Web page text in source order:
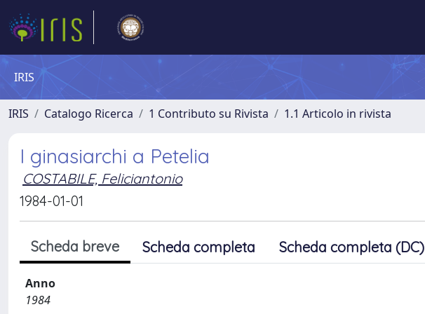
IRIS
IRIS Catalogo Ricerca 1 Contributo su Rivista 1.1 Articolo in rivista
I ginasiarchi a Petelia
COSTABILE, Feliciantonio
1984-01-01
Scheda breve Scheda completa Scheda completa (DC)
Anno
1984